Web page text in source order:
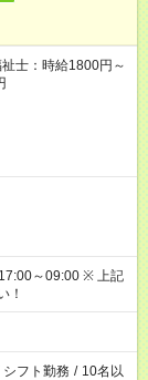
士：時給1800円～
09:00 ※ 上記
！
シフト勤務 / 10名以